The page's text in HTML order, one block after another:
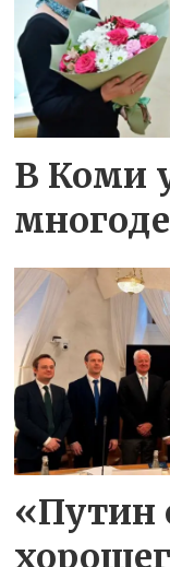
В Коми
«Путин